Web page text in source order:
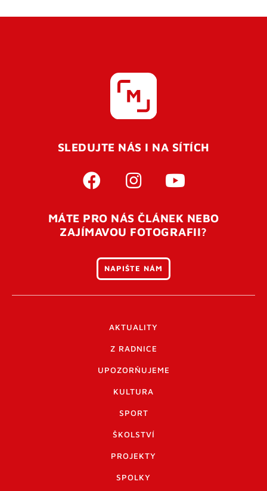
SLEDUJTE NÁS I NA SÍTÍCH
MÁTE PRO NÁS ČLÁNEK NEBO
ZAJÍMAVOU FOTOGRAFII?
NAPIŠTE NÁM
AKTUALITY
Z RADNICE
UPOZORŇUJEME
KULTURA
SPORT
ŠKOLSTVÍ
PROJEKTY
SPOLKY